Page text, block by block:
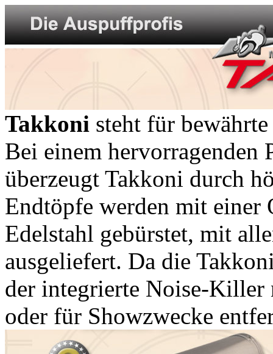
Takkoni steht für
Bei einem hervorragenden
überzeugt Takkoni durch
Endtöpfe werden mit einer
Edelstahl gebürstet, mit
ausgeliefert. Da die
der integrierte Noise-Killer
oder für Showzwecke